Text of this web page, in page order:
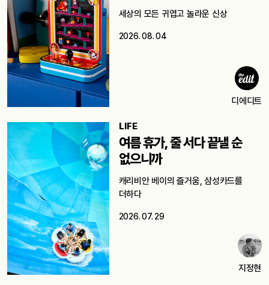
세상의 모든 귀엽고 놀라운 신상
2026. 08. 04
디에디트
LIFE
여름 휴가, 줄 서다 끝낼 순
없으니까
캐리비안 베이의 즐거움, 삼성카드를
더하다
2026. 07. 29
지정현